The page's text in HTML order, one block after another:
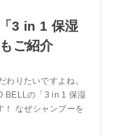
3 in 1 保湿
ご紹介
わりたいですよね。
BELLの「3 in 1 保湿
！ なぜシャンプーを